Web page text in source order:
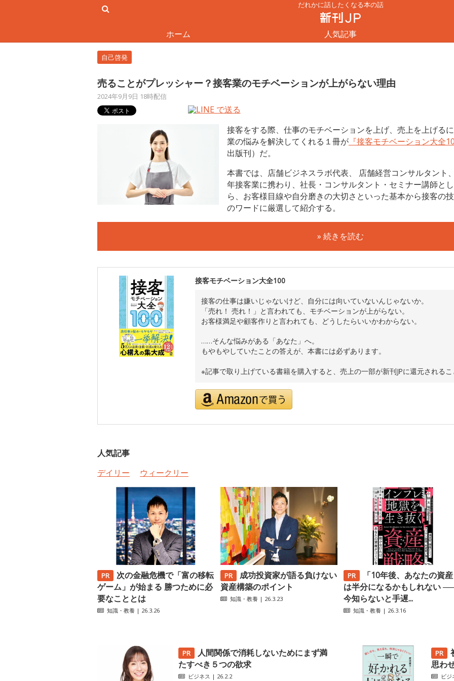
だれかに話したくなる本の話
ホーム 人気記事
自己啓発
売ることがプレッシャー？接客業のモチベーションが上がらない理由
2024年9月9日 18時配信
接客をする際、仕事のモチベーションを上げ、売上を上げる
業の悩みを解決してくれる１冊が 『接客モチベーション大全
出版刊）だ。
本書では、店舗ビジネスラボ代表、 店舗経営コンサルタント
年接客業に携わり、社長・コンサルタント・セミナー講師と
ら、お客様目線や自分磨きの大切さといった基本から接客の
のワードに厳選して紹介する。
» 続きを読む
接客モチベーション大全100
接客の仕事は嫌いじゃないけど、自分には向いていないんじゃないか。
「売れ！ 売れ！」と言われても、モチベーションが上がらない。
お客様満足や顧客作りと言われても、どうしたらいいかわからない。
……そんな悩みがある「あなた」へ。
もやもやしていたことの答えが、本書には必ずあります。
※記事で取り上げている書籍を購入すると、売上の一部が新刊JPに還元されるこ
人気記事
デイリー
ウィークリー
次の金融危機で「富の移転
ゲーム」が始まる 勝つために必
要なこととは
知識・教養 | 26.3.26
成功投資家が語る負けない
資産構築のポイント
知識・教養 | 26.3.23
「10年後、あなたの資産
は半分になるかもしれない ──
今知らないと手遅...
知識・教養 | 26.3.16
人間関係で消耗しないためにまず満
たすべき５つの欲求
ビジネス | 26.2.2
思わ
ビジ